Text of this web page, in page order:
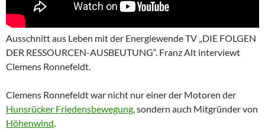
Ausschnitt aus Leben mit der Energiewende TV „DIE FOLGEN
DER RESSOURCEN-AUSBEUTUNG“. Franz Alt interviewt
Clemens Ronnefeldt.
Clemens Ronnefeldt war nicht nur einer der Motoren der
Hunsrücker Friedensbewegung, sondern auch Mitgründer von
Höhenwind.